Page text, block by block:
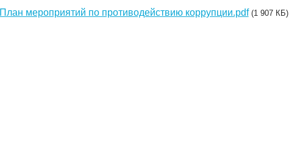
План мероприятий по противодействию коррупции.pdf (1 907 КБ)